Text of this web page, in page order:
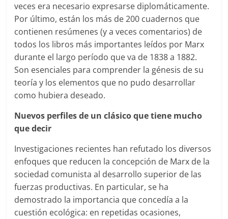
veces era necesario expresarse diplomáticamente.
Por último, están los más de 200 cuadernos que
contienen resúmenes (y a veces comentarios) de
todos los libros más importantes leídos por Marx
durante el largo período que va de 1838 a 1882.
Son esenciales para comprender la génesis de su
teoría y los elementos que no pudo desarrollar
como hubiera deseado.
Nuevos perfiles de un clásico que tiene mucho
que decir
Investigaciones recientes han refutado los diversos
enfoques que reducen la concepción de Marx de la
sociedad comunista al desarrollo superior de las
fuerzas productivas. En particular, se ha
demostrado la importancia que concedía a la
cuestión ecológica: en repetidas ocasiones,